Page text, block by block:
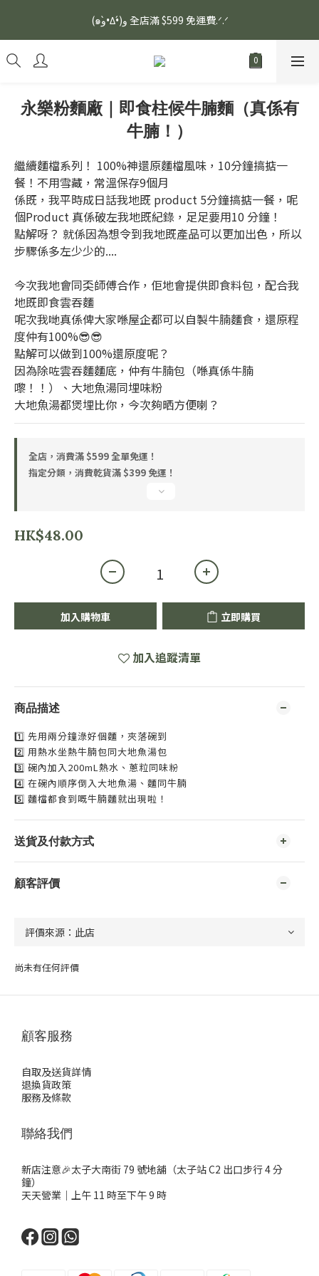
安眠熟睡、穩定血壓、瞓醒精神更集中🌿ASONE GABA TEA 如一
舒眠茶（15入）｜優質養生高山茶
(๑و•̀Δ•́)و 全店滿 $599 免運費.ᐟ.ᐟ
安眠熟睡、穩定血壓、瞓醒精神更集中🌿ASONE GABA TEA 如一
舒眠茶（15入）｜優質養生高山茶
永樂粉麵廠｜即食柱候牛腩麵（真係有
牛腩！）
繼續麵檔系列！ 100%神還原麵檔風味，10分鐘搞掂一
餐！不用雪藏，常溫保存9個月
係既，我平時成日話我地既 product 5分鐘搞掂一餐，呢
個Product 真係破左我地既紀錄，足足要用10 分鐘！
點解呀？ 就係因為想令到我地既產品可以更加出色，所以
步驟係多左少少的....
今次我地會同奀師傅合作，佢地會提供即食料包，配合我
地既即食雲吞麵
呢次我哋真係俾大家喺屋企都可以自製牛腩麵食，還原程
度仲有100%😎😎
點解可以做到100%還原度呢？
因為除咗雲吞麵麵底，仲有牛腩包（喺真係牛腩
嚟！！）、大地魚湯同埋味粉
大地魚湯都煲埋比你，今次夠晒方便喇？
全店，消費滿 $599 全單免運！
指定分類，消費乾貨滿 $399 免運！
HK$48.00
加入購物車 立即購買
加入追蹤清單
商品描述
1️⃣ 先用兩分鐘淥好個麵，夾落碗到
2️⃣ 用熱水坐熱牛腩包同大地魚湯包
3️⃣ 碗內加入200mL熱水、蔥粒同味粉
4️⃣ 在碗內順序倒入大地魚湯、麵同牛腩
5️⃣ 麵檔都食到嘅牛腩麵就出現啦！
送貨及付款方式
顧客評價
尚未有任何評價
顧客服務
自取及送貨詳情
退換貨政策
服務及條款
聯絡我們
新店注意🎉太子大南街 79 號地舖（太子站 C2 出口步行 4 分
鐘）
天天營業｜上午 11 時至下午 9 時